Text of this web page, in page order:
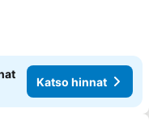
Katso hinnat